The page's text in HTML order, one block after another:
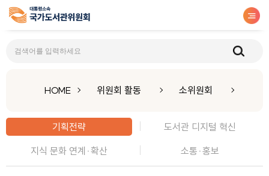
HOME 위원회 활동 소위원회
기획전략
도서관 디지털 혁신
지식 문화 연계·확산
소통·홍보